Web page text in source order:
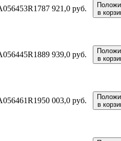
787 921,0 руб.
в
889 939,0 руб.
в
950 003,0 руб.
в